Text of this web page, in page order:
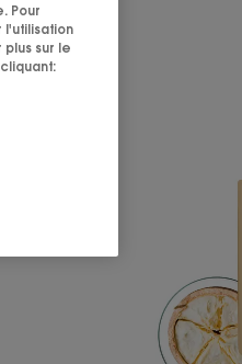
Pour
l'utilisation
sur le